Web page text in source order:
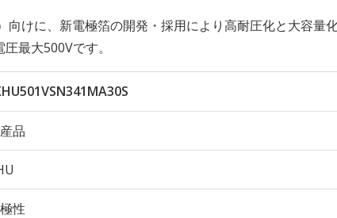
向けに、新電極箔の開発・採用により高耐圧化と大容量
最大500Vです。
品
性